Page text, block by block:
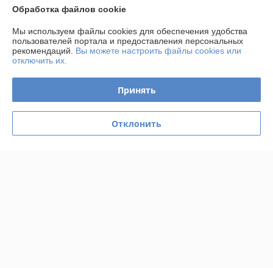
Контакты
Доставка и оплата
График работы
Политика обработки cookies
Обработка файлов cookie
Мы используем файлы cookies для обеспечения удобства
пользователей портала и предоставления персональных
рекомендаций. Вы можете настроить файлы cookies или
отключить их.
Принять
Отклонить